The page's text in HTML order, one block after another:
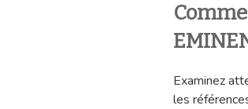
Examinez
les